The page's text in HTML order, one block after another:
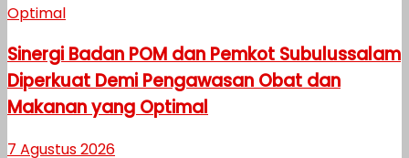
Sinergi Badan POM dan Pemkot Subulussalam
Diperkuat Demi Pengawasan Obat dan
Makanan yang Optimal
7 Agustus 2026